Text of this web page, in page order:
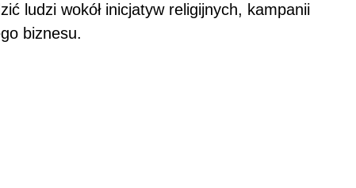
ludzi wokół inicjatyw religijnych, kampanii
biznesu.